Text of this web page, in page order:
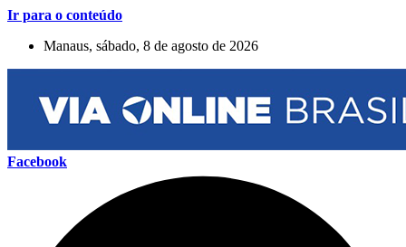
Ir para o conteúdo
Manaus, sábado, 8 de agosto de 2026
Facebook